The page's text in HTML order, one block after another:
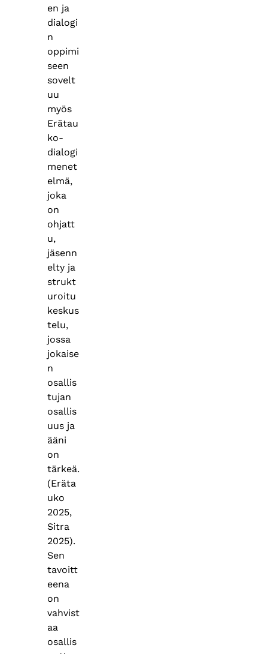
en ja
dialogi
n
oppimi
seen
sovelt
uu
myös
Erätau
ko-
dialogi
menet
elmä,
joka
on
ohjatt
u,
jäsenn
elty ja
strukt
uroitu
keskus
telu,
jossa
jokaise
n
osallis
tujan
osallis
uus ja
ääni
on
tärkeä.
(Eräta
uko
2025,
Sitra
2025).
Sen
tavoitt
eena
on
vahvist
aa
osallis